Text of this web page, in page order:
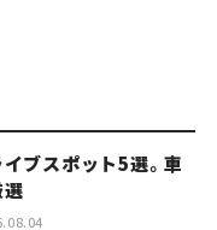
ブスポット5選。車